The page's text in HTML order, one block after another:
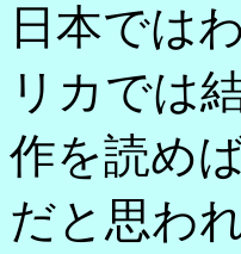
日本では
リカでは
作を読め
だと思わ